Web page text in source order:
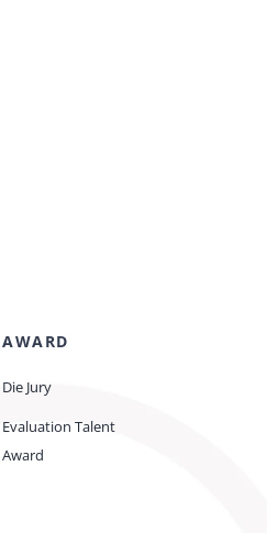
AWARD
Die Jury
Evaluation Talent
Award